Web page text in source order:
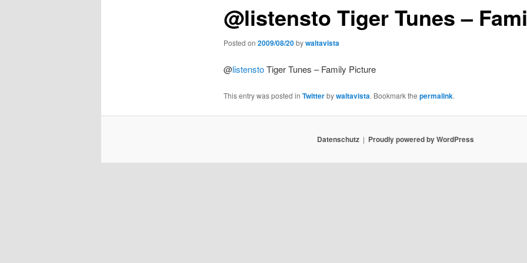
@listensto Tiger Tunes –
Posted on 2009/08/20bywaltavista
@listenstoTiger Tunes – Family Picture
This entry was posted in Twitterbywaltavista. Bookmark the permalink.
Datenschutz Proudly powered by WordPress